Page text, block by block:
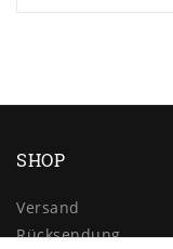
SHOP
Versand
Rücksendung